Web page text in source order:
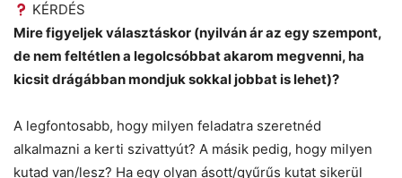
KÉRDÉS
Mire figyeljek választáskor (nyilván ár az egy szempont,
de nem feltétlen a legolcsóbbat akarom megvenni, ha
kicsit drágábban mondjuk sokkal jobbat is lehet)?
A legfontosabb, hogy milyen feladatra szeretnéd
alkalmazni a kerti szivattyút? A másik pedig, hogy milyen
kutad van/lesz? Ha egy olyan ásott/gyűrűs kutat sikerül